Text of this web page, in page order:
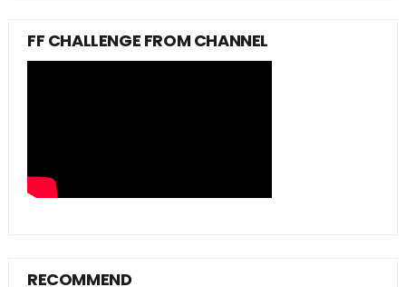
FF CHALLENGE FROM CHANNEL
RECOMMEND